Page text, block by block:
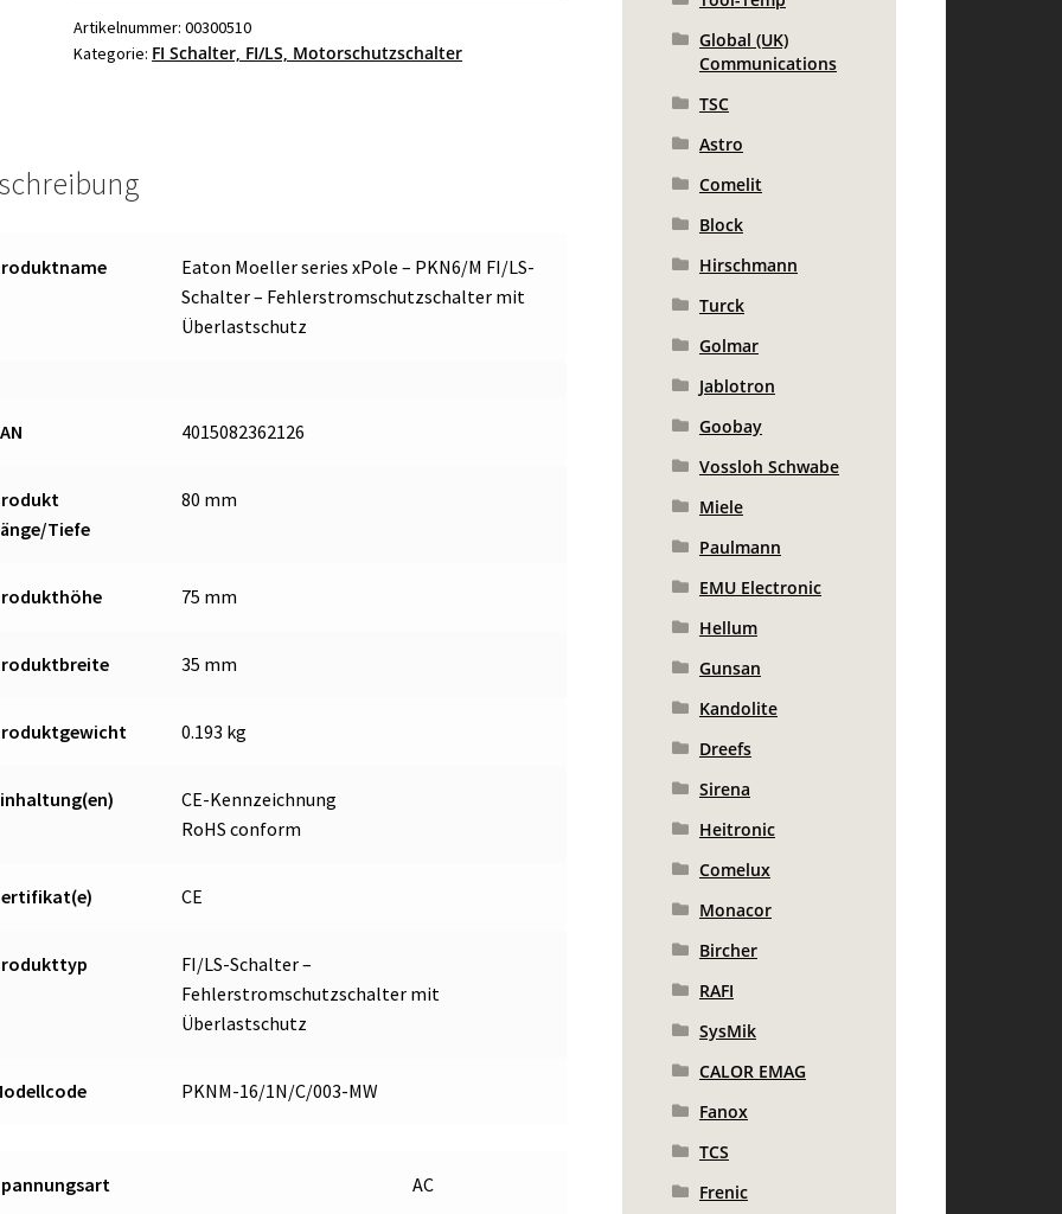
MW236212
10kA
Artikelnummer:00300510
Kategorie: FI Schalter, FI/LS, Motorschutzschalter
Eaton Moeller series xPole – PKN6/M FI/LS-
Schalter – Fehlerstromschutzschalter mit
Überlastschutz
4015082362126
Tiefe
80 mm
75 mm
35 mm
0.193 kg
CE-Kennzeichnung
RoHS conform
CE
FI/LS-Schalter –
Fehlerstromschutzschalter mit
Überlastschutz
PKNM-16/1N/C/003-MW
AC
Global (UK)
Communications
TSC
Astro
Comelit
Block
Hirschmann
Turck
Golmar
Jablotron
Goobay
Vossloh Schwabe
Miele
Paulmann
EMU Electronic
Hellum
Gunsan
Kandolite
Dreefs
Sirena
Heitronic
Comelux
Monacor
Bircher
RAFI
SysMik
CALOR EMAG
Fanox
TCS
Frenic